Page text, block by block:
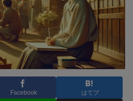
Facebook はてブ